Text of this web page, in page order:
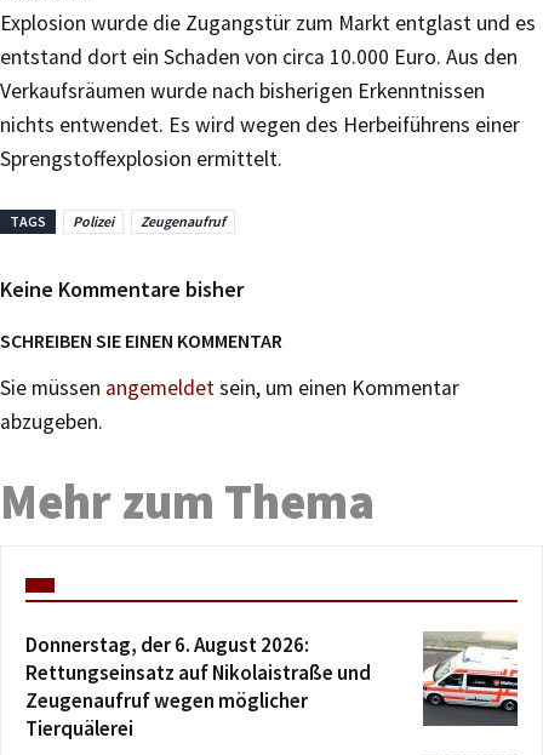
Explosion wurde die Zugangstür zum Markt entglast und es
entstand dort ein Schaden von circa 10.000 Euro. Aus den
Verkaufsräumen wurde nach bisherigen Erkenntnissen
nichts entwendet. Es wird wegen des Herbeiführens einer
Sprengstoffexplosion ermittelt.
TAGS Polizei Zeugenaufruf
Keine Kommentare bisher
SCHREIBEN SIE EINEN KOMMENTAR
Sie müssen angemeldetsein, um einen Kommentar
abzugeben.
Mehr zum Thema
Donnerstag, der 6. August 2026:
Rettungseinsatz auf Nikolaistraße und
Zeugenaufruf wegen möglicher
Tierquälerei